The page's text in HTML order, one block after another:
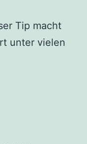
Tip macht
unter vielen